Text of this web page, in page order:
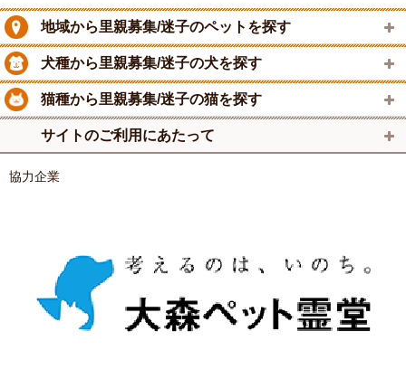
地域から里親募集/迷子のペットを探す
犬種から里親募集/迷子の犬を探す
猫種から里親募集/迷子の猫を探す
サイトのご利用にあたって
協力企業